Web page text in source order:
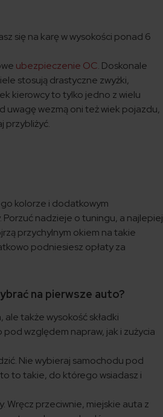
się na karę w wysokości ponad 6
ubezpieczenie OC. Doskonale
stosują drastyczne zwyżki,
kierowcy to tylko jedno z wielu
uwagę wezmą oni też wiek pojazdu,
przybliżyć.
kolorze i dodatkowym
nadzieje o tuningu, a najlepiej
przychylnym okiem na takie
podniesiesz opłaty za
na pierwsze auto?
także wysokość składki
względem napraw, jak i zużycia
Nie wybieraj samochodu pod
to takie, do którego wsiadasz i
Wręcz przeciwnie, miejskie auta z